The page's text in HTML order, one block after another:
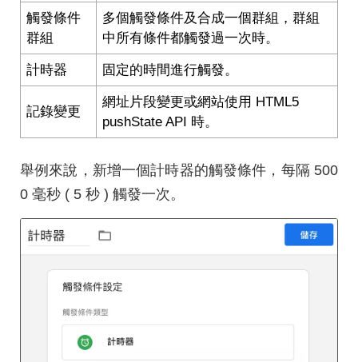
觸發條件
群組
多個觸發條件及合成一個群組，群組
中所有條件都觸發過一次時。
計時器 固定的時間進行觸發。
記錄變更
網址片段變更或網站使用 HTML5
pushState API 時。
舉例來說，新增一個計時器的觸發條件，每隔 500
0 毫秒 ( 5 秒 ) 觸發一次。